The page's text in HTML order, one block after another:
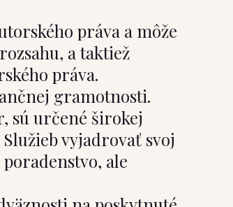
práva a môže
a taktiež
práva.
gramotnosti.
sú určené širokej
vyjadrovať svoj
ale